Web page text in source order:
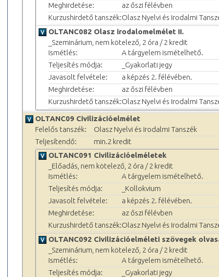
Meghirdetése:
az őszi félévben
Kurzushirdető tanszék:Olasz Nyelvi és Irodalmi
OLTANC082 Olasz irodalomelmélet II.
_Szeminárium, nem kötelező, 2 óra / 2 kredit
Ismétlés:
A tárgyelem ismételhető.
Teljesítés módja:
_Gyakorlati jegy
Javasolt felvétele:
a képzés 2. félévében.
Meghirdetése:
az őszi félévben
Kurzushirdető tanszék:Olasz Nyelvi és Irodalmi
OLTANC09 Civilizációelmélet
Felelős tanszék:
Olasz Nyelvi és Irodalmi Tanszék
Teljesítendő:
min.2 kredit
OLTANC091 Civilizációelméletek
_Előadás, nem kötelező, 2 óra / 2 kredit
Ismétlés:
A tárgyelem ismételhető.
Teljesítés módja:
_Kollokvium
Javasolt felvétele:
a képzés 2. félévében.
Meghirdetése:
az őszi félévben
Kurzushirdető tanszék:Olasz Nyelvi és Irodalmi
OLTANC092 Civilizációelméleti szövegek
_Szeminárium, nem kötelező, 2 óra / 2 kredit
Ismétlés:
A tárgyelem ismételhető.
Teljesítés módja:
_Gyakorlati jegy